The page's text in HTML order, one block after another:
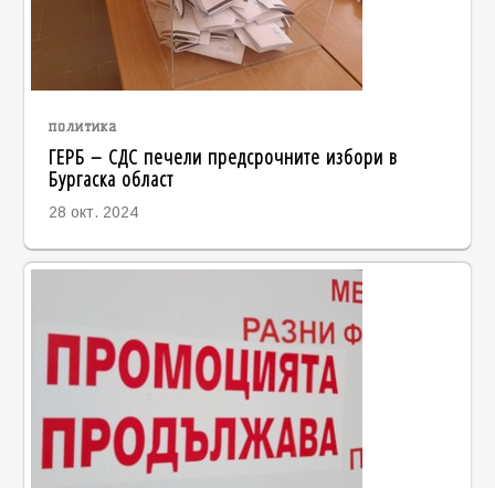
политика
ГЕРБ – СДС печели предсрочните избори в
Бургаска област
28 окт. 2024